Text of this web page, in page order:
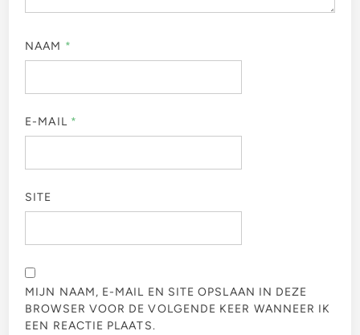
NAAM *
E-MAIL *
SITE
MIJN NAAM, E-MAIL EN SITE OPSLAAN IN DEZE
BROWSER VOOR DE VOLGENDE KEER WANNEER IK
EEN REACTIE PLAATS.